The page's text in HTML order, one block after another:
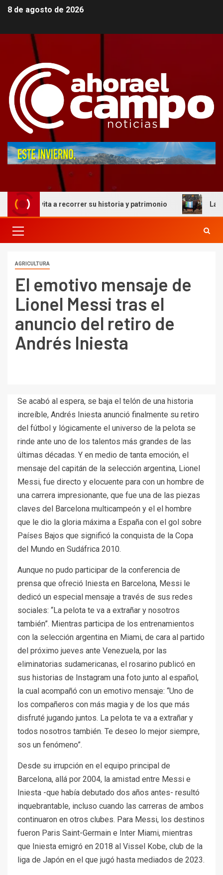
8 de agosto de 2026
invita a recorrer su historia y patrimonio La
AGRICULTURA
El emotivo mensaje de
Lionel Messi tras el
anuncio del retiro de
Andrés Iniesta
Se acabó al espera, se baja el telón de una historia
increíble, Andrés Iniesta anunció finalmente su retiro
del fútbol y lógicamente el universo de la pelota se
rinde ante uno de los talentos más grandes de las
últimas décadas. Y en medio de tanta emoción, el
mensaje del capitán de la selección argentina, Lionel
Messi, fue directo y elocuente para con un hombre de
una carrera impresionante, que fue una de las piezas
claves del Barcelona multicampeón y el el hombre
que le dio la gloria máxima a España con el gol sobre
Países Bajos que significó la conquista de la Copa
del Mundo en Sudáfrica 2010.
Aunque no pudo participar de la conferencia de
prensa que ofreció Iniesta en Barcelona, Messi le
dedicó un especial mensaje a través de sus redes
sociales: “La pelota te va a extrañar y nosotros
también”. Mientras participa de los entrenamientos
con la selección argentina en Miami, de cara al partido
del próximo jueves ante Venezuela, por las
eliminatorias sudamericanas, el rosarino publicó en
sus historias de Instagram una foto junto al español,
la cual acompañó con un emotivo mensaje: “Uno de
los compañeros con más magia y de los que más
disfruté jugando juntos. La pelota te va a extrañar y
todos nosotros también. Te deseo lo mejor siempre,
sos un fenómeno”.
Desde su irrupción en el equipo principal de
Barcelona, allá por 2004, la amistad entre Messi e
Iniesta -que había debutado dos años antes- resultó
inquebrantable, incluso cuando las carreras de ambos
continuaron en otros clubes. Para Messi, los destinos
fueron Paris Saint-Germain e Inter Miami, mientras
que Iniesta emigró en 2018 al Vissel Kobe, club de la
liga de Japón en el que jugó hasta mediados de 2023.